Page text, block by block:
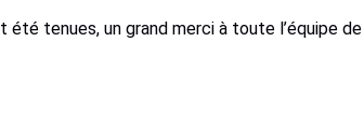
tenues, un grand merci à toute l’équipe de